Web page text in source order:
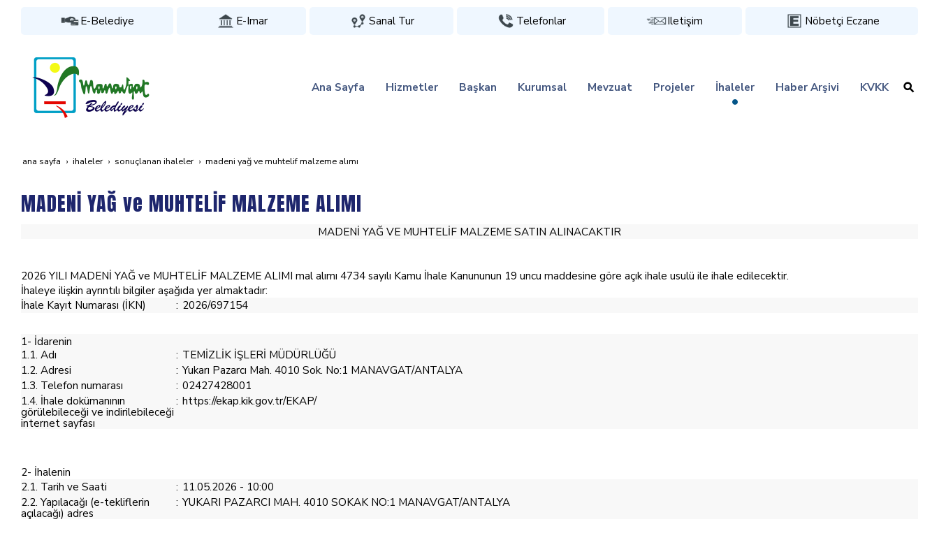
E-Belediye E-Imar Sanal Tur Telefonlar Iletişim Nöbetçi Eczane
Ana Sayfa Hizmetler Başkan Kurumsal Mevzuat Projeler İhaleler Haber Arşivi KVKK
ana sayfa i̇haleler sonuçlanan i̇haleler madeni̇ yağ ve muhteli̇f malzeme alimi
MADENİ YAĞ ve MUHTELİF MALZEME ALIMI
MADENİ YAĞ VE MUHTELİF MALZEME SATIN ALINACAKTIR
2026 YILI MADENİ YAĞ ve MUHTELİF MALZEME ALIMI mal alımı 4734 sayılı Kamu İhale Kanununun 19 uncu maddesine göre açık ihale usulü ile ihale edilecektir.
İhaleye ilişkin ayrıntılı bilgiler aşağıda yer almaktadır:
İhale Kayıt Numarası (İKN)
: 2026/697154
1- İdarenin
1.1. Adı
: TEMİZLİK İŞLERİ MÜDÜRLÜĞÜ
1.2. Adresi
: Yukarı Pazarcı Mah. 4010 Sok. No:1 MANAVGAT/ANTALYA
1.3. Telefon numarası
: 02427428001
1.4. İhale dokümanının
görülebileceği ve indirilebileceği
internet sayfası
: https://ekap.kik.gov.tr/EKAP/
2- İhalenin
2.1. Tarih ve Saati
: 11.05.2026 - 10:00
2.2. Yapılacağı (e-tekliflerin
açılacağı) adres
: YUKARI PAZARCI MAH. 4010 SOKAK NO:1 MANAVGAT/ANTALYA